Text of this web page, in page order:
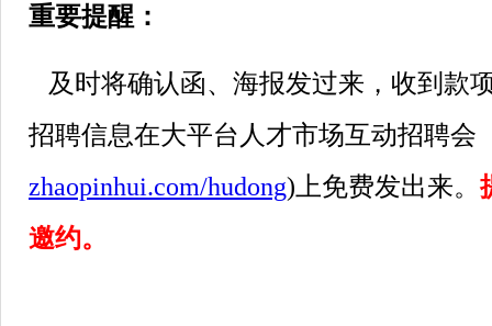
重要提醒：
及时将确认函、海报发过来，收到款
招聘信息在大平台人才市场互动招聘会
zhaopinhui.com/hudong)上免费发出来。
邀约。